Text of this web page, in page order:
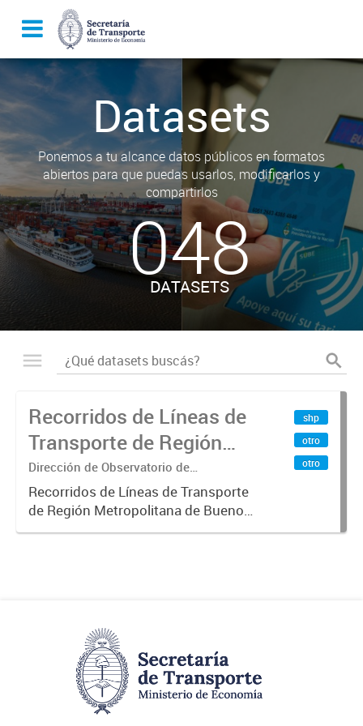
Datasets
Ponemos a tu alcance datos públicos en formatos
abiertos para que puedas usarlos, modificarlos y
compartirlos
048
DATASETS
Recorridos de Líneas de
Transporte de Región
Metropolitana de
Buenos Aires (RMBA)
Dirección de Observatorio de
Transporte, Estudio y Sistemas
Recorridos de Líneas de Transporte
de Región Metropolitana de Buenos
Aires (RMBA).-
shp
otro
otro